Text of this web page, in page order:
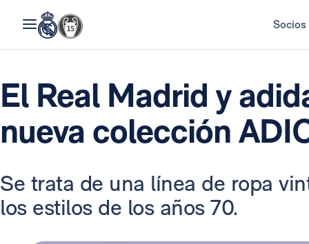
Socios
El Real Madrid y
nueva colección
Se trata de una línea de ropa
los estilos de los años 70.